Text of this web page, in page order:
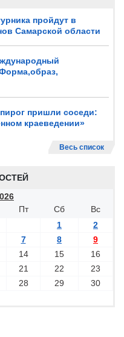
пройдут в
Самарской области
пришли соседи:
краеведении»
Весь список
Пт Сб
Вс
1
2
7 8
9
14 15
16
21 22
23
28 29
30